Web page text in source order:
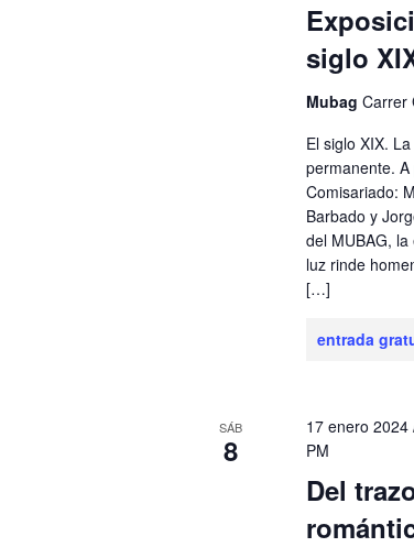
siglo
MubagCarrer
El siglo XIX.
permanente.
Comisariado:
Barbado y
del MUBAG,
luz rinde
[…]
entrada
SÁB
8
Del
17 enero 2024
PM